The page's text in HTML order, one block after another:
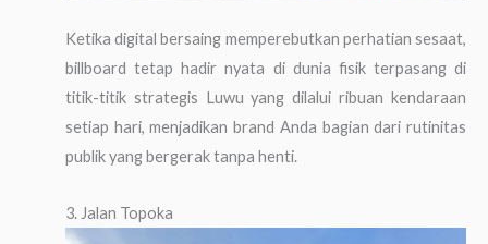
Ketika digital bersaing memperebutkan perhatian sesaat,
billboard tetap hadir nyata di dunia fisik terpasang di
titik-titik strategis Luwu yang dilalui ribuan kendaraan
setiap hari, menjadikan brand Anda bagian dari rutinitas
publik yang bergerak tanpa henti.
3. Jalan Topoka